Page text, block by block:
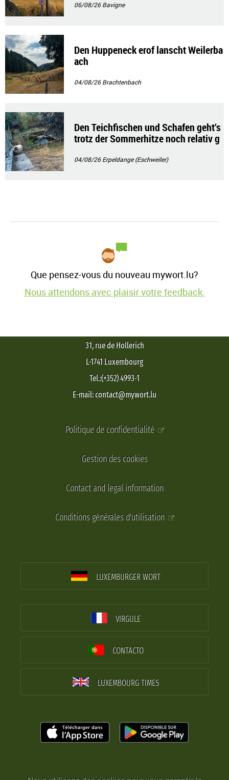
06/08/26Bavigne
Den Huppeneck erof lanscht Weilerba
ach
04/08/26Brachtenbach
Den Teichfischen und Schafen geht‘s
trotz der Sommerhitze noch relativ g
04/08/26Erpeldange (Eschweiler)
Que pensez-vous du nouveau mywort.lu?
Nous attendons avec plaisir votre feedback.
31, rue de Hollerich
L-1741 Luxembourg
Tel.:(+352) 4993-1
E-mail: contact@mywort.lu
Politique de confidentialité
Gestion des cookies
Contact and legal information
Conditions générales d'utilisation
LUXEMBURGER WORT
VIRGULE
CONTACTO
LUXEMBOURG TIMES